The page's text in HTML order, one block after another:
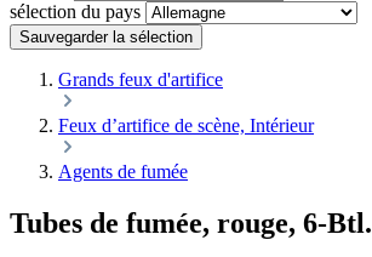
sélection du pays
Sauvegarder la sélection
Grands feux d'artifice
Feux d’artifice de scène, Intérieur
Agents de fumée
Tubes de fumée, rouge, 6-Btl.